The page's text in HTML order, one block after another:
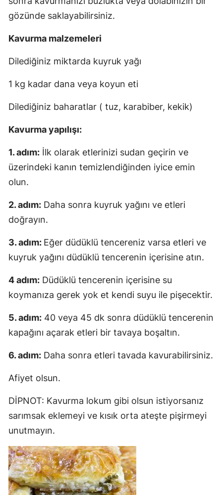
gözünde saklayabilirsiniz.
Kavurma malzemeleri
Dilediğiniz miktarda kuyruk yağı
1 kg kadar dana veya koyun eti
Dilediğiniz baharatlar ( tuz, karabiber, kekik)
Kavurma yapılışı:
1. adım: İlk olarak etlerinizi sudan geçirin ve
üzerindeki kanın temizlendiğinden iyice emin
olun.
2. adım: Daha sonra kuyruk yağını ve etleri
doğrayın.
3. adım: Eğer düdüklü tencereniz varsa etleri ve
kuyruk yağını düdüklü tencerenin içerisine atın.
4 adım: Düdüklü tencerenin içerisine su
koymanıza gerek yok et kendi suyu ile pişecektir.
5. adım: 40 veya 45 dk sonra düdüklü tencerenin
kapağını açarak etleri bir tavaya boşaltın.
6. adım: Daha sonra etleri tavada kavurabilirsiniz.
Afiyet olsun.
DİPNOT: Kavurma lokum gibi olsun istiyorsanız
sarımsak eklemeyi ve kısık orta ateşte pişirmeyi
unutmayın.